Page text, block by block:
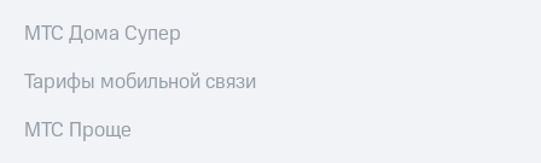
Еврооблигации-2023
о
именных
МТС Дома Супер
Тарифы мобильной связи
МТС Проще